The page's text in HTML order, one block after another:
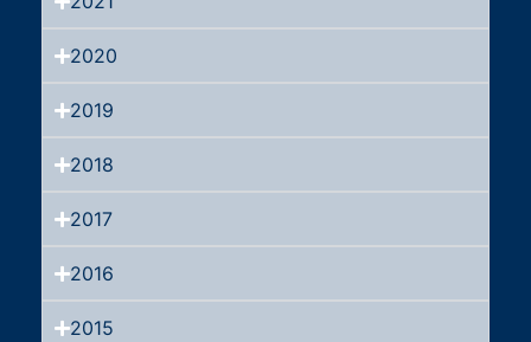
2020
2019
2018
2017
2016
2015